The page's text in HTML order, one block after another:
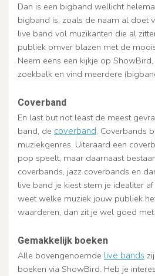
Dan is een bigband wellicht
bigband is, zoals de naam al doet
live band vol muzikanten die al
publiek omver blazen met de
Neem eens een kijkje op
zoekbalk en vind meerdere
Coverband
En last but not least de meest
band, de coverband. Coverbands
muziekgenres. Uiteraard een
pop speelt, maar daarnaast
coverbands, jazz coverbands en
live band je kiest stem je idealiter
weet welke muziek jouw publiek
waarderen, dan zit je wel goed met
Gemakkelijk boeken
Alle bovengenoemde live bands
boeken via ShowBird. Heb je